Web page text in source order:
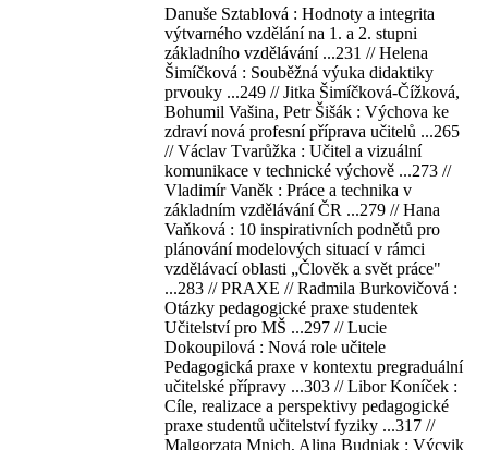
Danuše Sztablová : Hodnoty a integrita
výtvarného vzdělání na 1. a 2. stupni
základního vzdělávání ...231 // Helena
Šimíčková : Souběžná výuka didaktiky
prvouky ...249 // Jitka Šimíčková-Čížková,
Bohumil Vašina, Petr Šišák : Výchova ke
zdraví nová profesní příprava učitelů ...265
// Václav Tvarůžka : Učitel a vizuální
komunikace v technické výchově ...273 //
Vladimír Vaněk : Práce a technika v
základním vzdělávání ČR ...279 // Hana
Vaňková : 10 inspirativních podnětů pro
plánování modelových situací v rámci
vzdělávací oblasti „Člověk a svět práce"
...283 // PRAXE // Radmila Burkovičová :
Otázky pedagogické praxe studentek
Učitelství pro MŠ ...297 // Lucie
Dokoupilová : Nová role učitele
Pedagogická praxe v kontextu pregraduální
učitelské přípravy ...303 // Libor Koníček :
Cíle, realizace a perspektivy pedagogické
praxe studentů učitelství fyziky ...317 //
Malgorzata Mnich, Alina Budniak : Výcvik